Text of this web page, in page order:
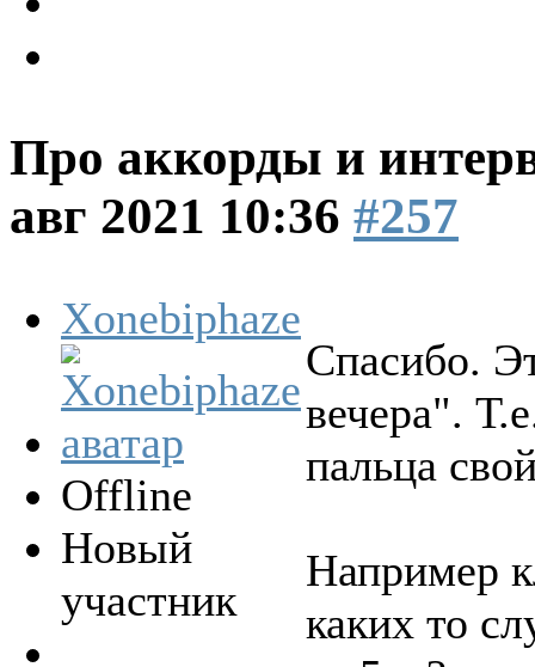
Про аккорды и
авг 2021 10:36 #257
Xonebiphaze
Offline
Новый
участник
Спасибо.
вечера".
пальца
Например
каких то